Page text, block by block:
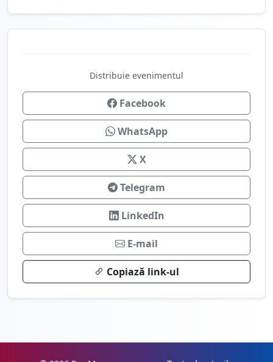
Distribuie evenimentul
Facebook
WhatsApp
X
Telegram
LinkedIn
E-mail
Copiază link-ul